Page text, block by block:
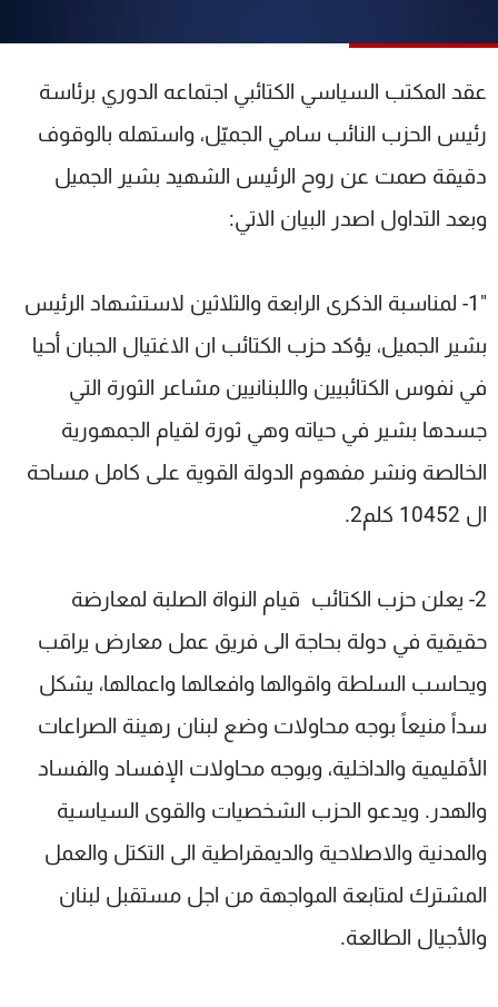
عقد المكتب السياسي الكتائبي اجتماعه الدوري برئاسة
رئيس الحزب النائب سامي الجميّل، واستهله بالوقوف
دقيقة صمت عن روح الرئيس الشهيد بشير الجميل
وبعد التداول اصدر البيان الاتي:
"1- لمناسبة الذكرى الرابعة والثلاثين لاستشهاد الرئيس
بشير الجميل، يؤكد حزب الكتائب ان الاغتيال الجبان أحيا
في نفوس الكتائبيين واللبنانيين مشاعر الثورة التي
جسدها بشير في حياته وهي ثورة لقيام الجمهورية
الخالصة ونشر مفهوم الدولة القوية على كامل مساحة
ال 10452 كلم2.
2- يعلن حزب الكتائب قيام النواة الصلبة لمعارضة
حقيقية في دولة بحاجة الى فريق عمل معارض يراقب
ويحاسب السلطة واقوالها وافعالها واعمالها، يشكل
سداً منيعاً بوجه محاولات وضع لبنان رهينة الصراعات
الأقليمية والداخلية، وبوجه محاولات الإفساد والفساد
والهدر. ويدعو الحزب الشخصيات والقوى السياسية
والمدنية والاصلاحية والديمقراطية الى التكتل والعمل
المشترك لمتابعة المواجهة من اجل مستقبل لبنان
والأجيال الطالعة.
الترددات
عن MTV
الإنـتـاج
لاعلاناتكم
وظائف
تواصل معنا
شروط الإسـتخدام